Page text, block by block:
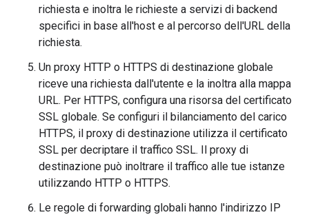
richiesta e inoltra le richieste a servizi di backend
specifici in base all'host e al percorso dell'URL della
richiesta.
Un proxy HTTP o HTTPS di destinazione globale
riceve una richiesta dall'utente e la inoltra alla mappa
URL. Per HTTPS, configura una risorsa del certificato
SSL globale. Se configuri il bilanciamento del carico
HTTPS, il proxy di destinazione utilizza il certificato
SSL per decriptare il traffico SSL. Il proxy di
destinazione può inoltrare il traffico alle tue istanze
utilizzando HTTP o HTTPS.
Le regole di forwarding globali hanno l'indirizzo IP